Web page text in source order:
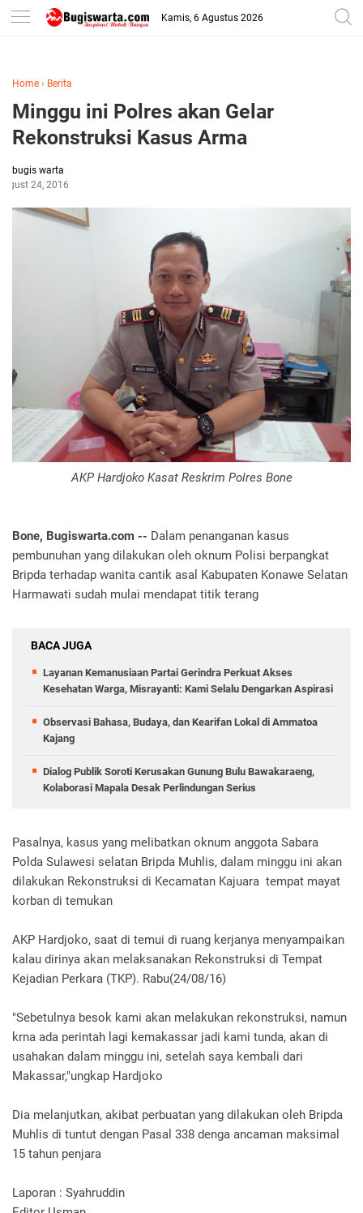
-->
Kamis, 6 Agustus 2026
Home › Berita
Minggu ini Polres akan Gelar
Rekonstruksi Kasus Arma
bugis warta
24, 2016
AKP Hardjoko Kasat Reskrim Polres Bone
Bone, Bugiswarta.com -- ‎ Dalam penanganan kasus
pembunuhan yang dilakukan oleh oknum Polisi berpangkat
Bripda terhadap wanita cantik asal Kabupaten Konawe Selatan
Harmawati sudah mulai mendapat titik terang
BACA JUGA
Layanan Kemanusiaan Partai Gerindra Perkuat Akses
Kesehatan Warga, Misrayanti: Kami Selalu Dengarkan Aspirasi
Observasi Bahasa, Budaya, dan Kearifan Lokal di Ammatoa
Kajang
Dialog Publik Soroti Kerusakan Gunung Bulu Bawakaraeng,
Kolaborasi Mapala Desak Perlindungan Serius
Pasalnya, kasus yang melibatkan oknum anggota Sabara
Polda Sulawesi selatan Bripda Muhlis, dalam minggu ini akan
dilakukan Rekonstruksi di Kecamatan Kajuara tempat mayat
korban di temukan
AKP Hardjoko, saat di temui di ruang kerjanya menyampaikan
kalau dirinya akan melaksanakan Rekonstruksi di Tempat
Kejadian Perkara (TKP). Rabu(24/08/16)
"Sebetulnya besok kami akan melakukan rekonstruksi, namun
krna ada perintah lagi kemakassar jadi kami tunda, akan di
usahakan dalam minggu ini, setelah saya kembali dari
Makassar,"ungkap Hardjoko
Dia melanjutkan, akibat perbuatan yang dilakukan oleh Bripda
Muhlis di tuntut dengan Pasal 338 denga ancaman maksimal
15 tahun penjara‎
Laporan : Syahruddin